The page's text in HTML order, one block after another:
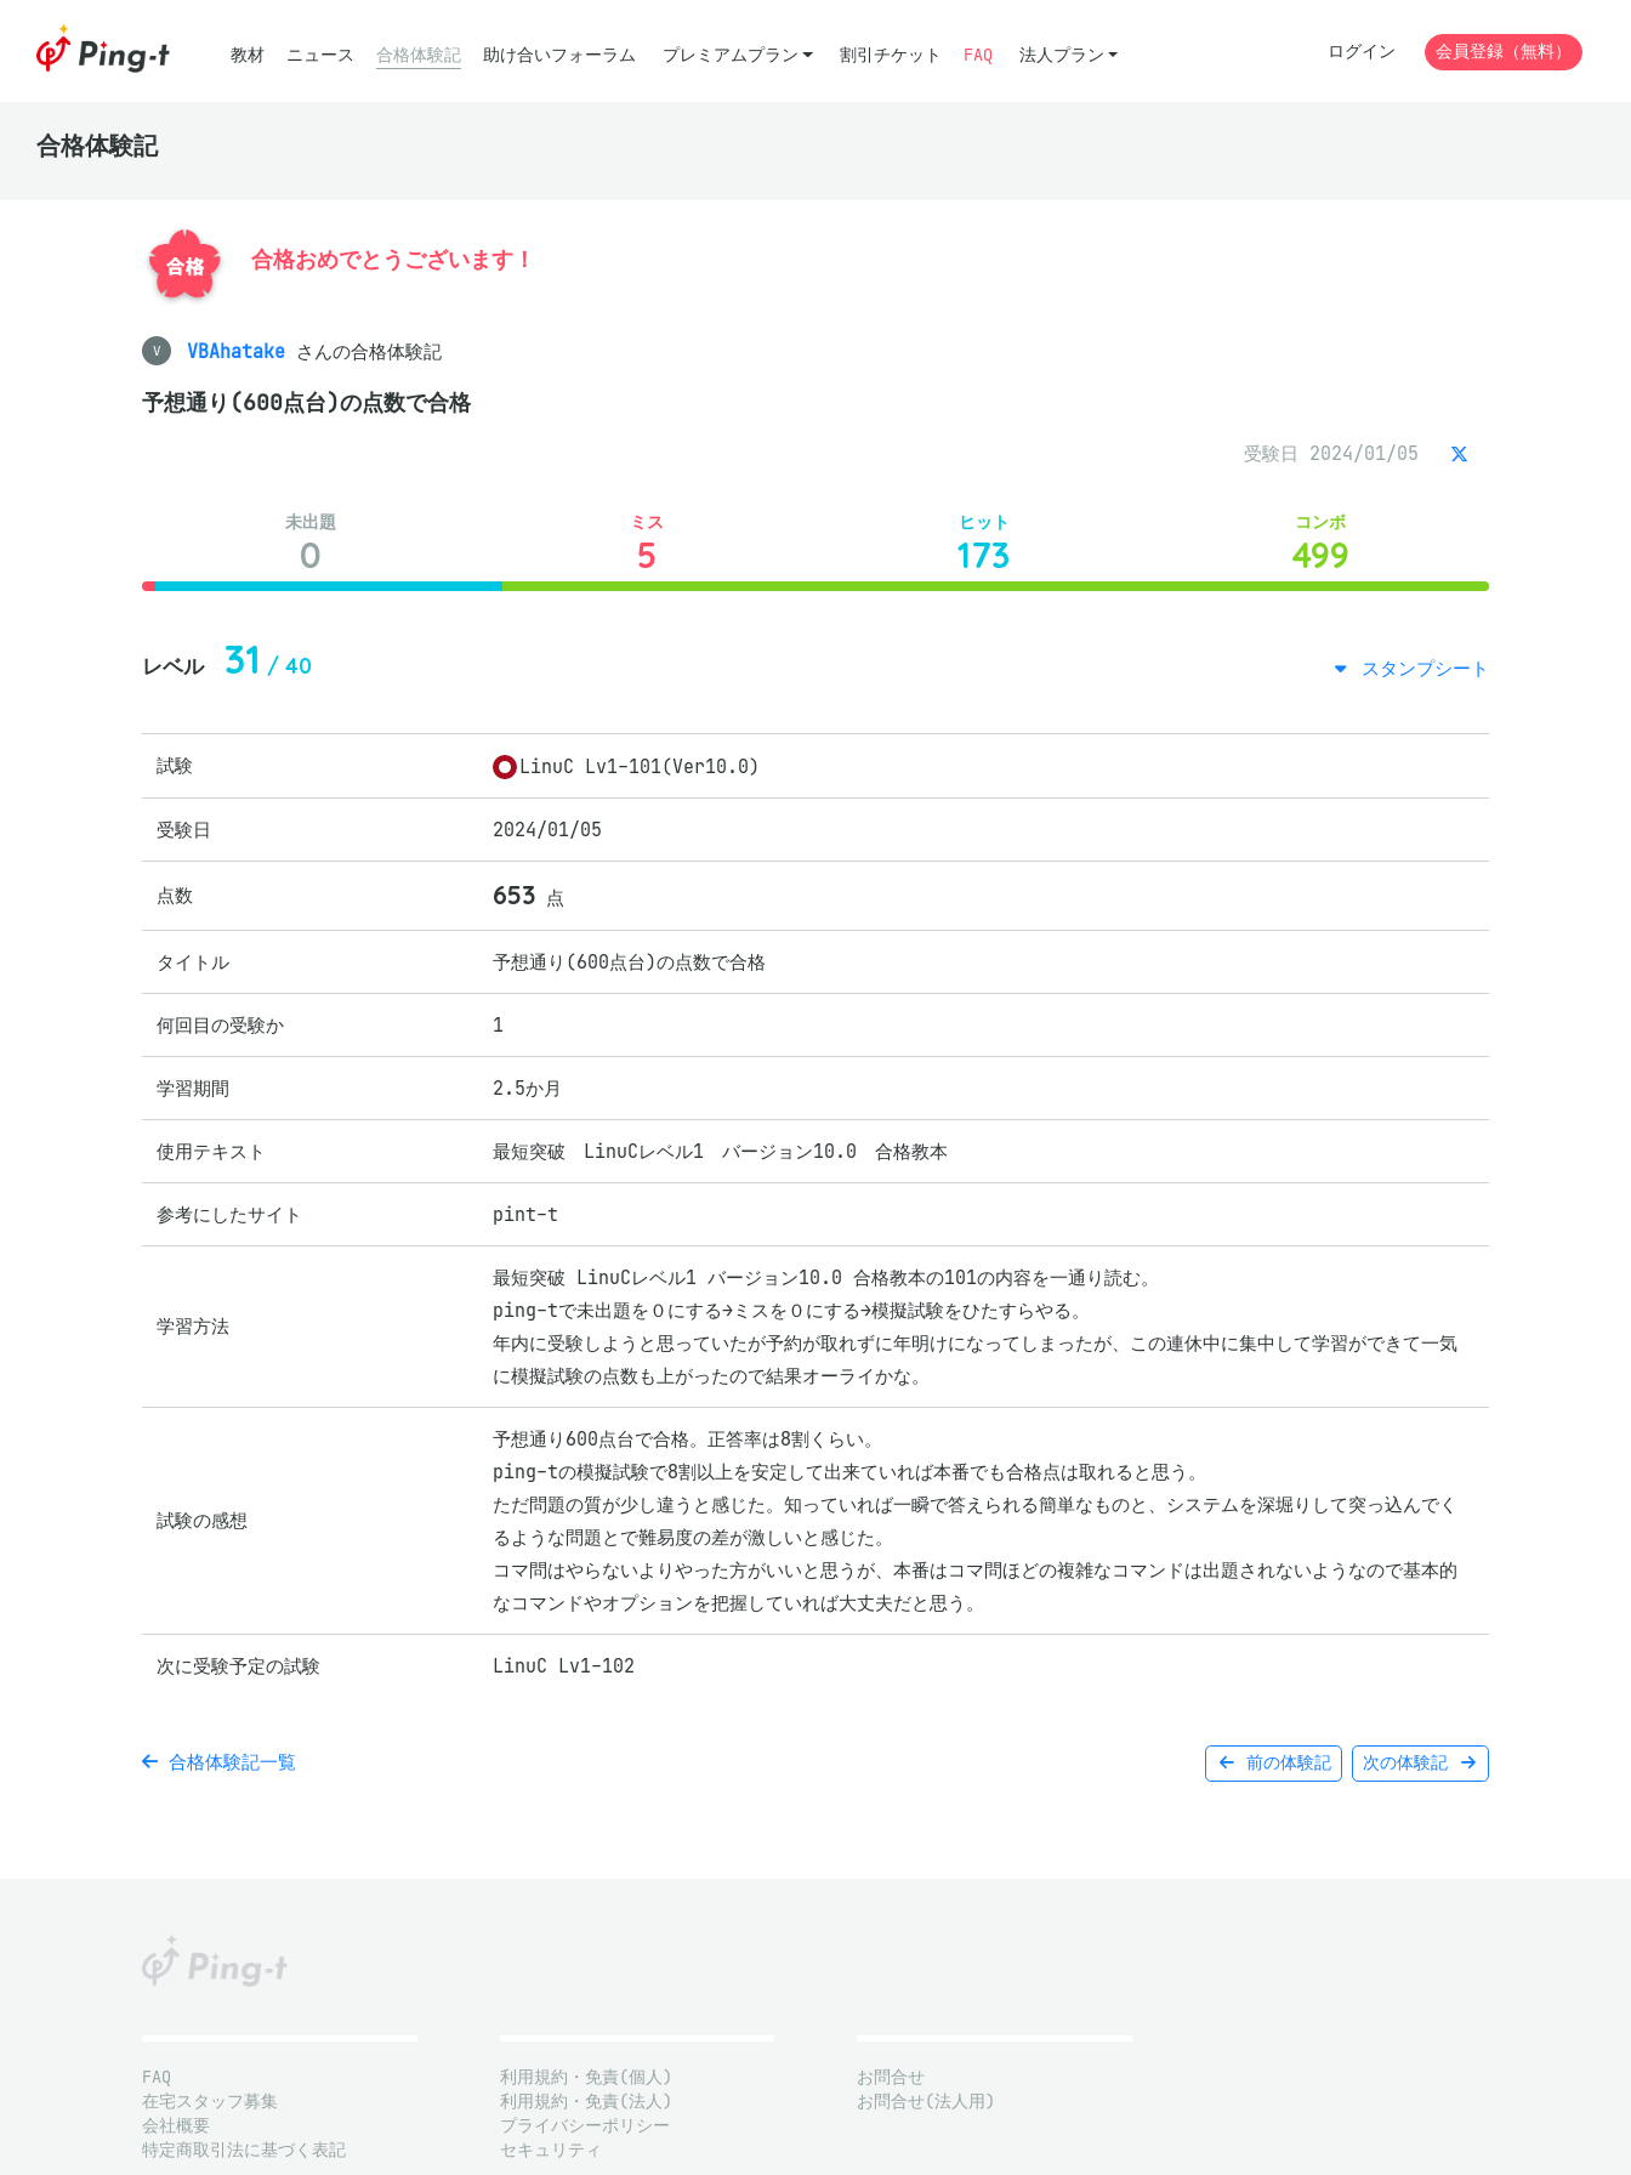
教材 ニュース 合格体験記 助け合いフォーラム プレミアムプラン 割引チケット FAQ 法人プラン ログイン 会員登録（無料）
合格体験記
合格おめでとうございます！
V VBAhatake さんの合格体験記
予想通り(600点台)の点数で合格
受験日 2024/01/05
未出題
0
ミス
5
ヒット
173
コンボ
499
レベル 31 / 40 スタンプシート
試験 LinuC Lv1-101(Ver10.0)
受験日 2024/01/05
点数 653 点
タイトル 予想通り(600点台)の点数で合格
何回目の受験か 1
学習期間 2.5か月
使用テキスト 最短突破　LinuCレベル1　バージョン10.0　合格教本
参考にしたサイト pint-t
学習方法
最短突破 LinuCレベル1 バージョン10.0 合格教本の101の内容を一通り読む。
ping-tで未出題を０にする→ミスを０にする→模擬試験をひたすらやる。
年内に受験しようと思っていたが予約が取れずに年明けになってしまったが、この連休中に集中して学習ができて一気
に模擬試験の点数も上がったので結果オーライかな。
試験の感想
予想通り600点台で合格。正答率は8割くらい。
ping-tの模擬試験で8割以上を安定して出来ていれば本番でも合格点は取れると思う。
ただ問題の質が少し違うと感じた。知っていれば一瞬で答えられる簡単なものと、システムを深堀りして突っ込んでく
るような問題とで難易度の差が激しいと感じた。
コマ問はやらないよりやった方がいいと思うが、本番はコマ問ほどの複雑なコマンドは出題されないようなので基本的
なコマンドやオプションを把握していれば大丈夫だと思う。
次に受験予定の試験 LinuC Lv1-102
前の体験記 次の体験記
合格体験記一覧
FAQ
在宅スタッフ募集
会社概要
特定商取引法に基づく表記
利用規約・免責(個人)
利用規約・免責(法人)
プライバシーポリシー
セキュリティ
お問合せ
お問合せ(法人用)